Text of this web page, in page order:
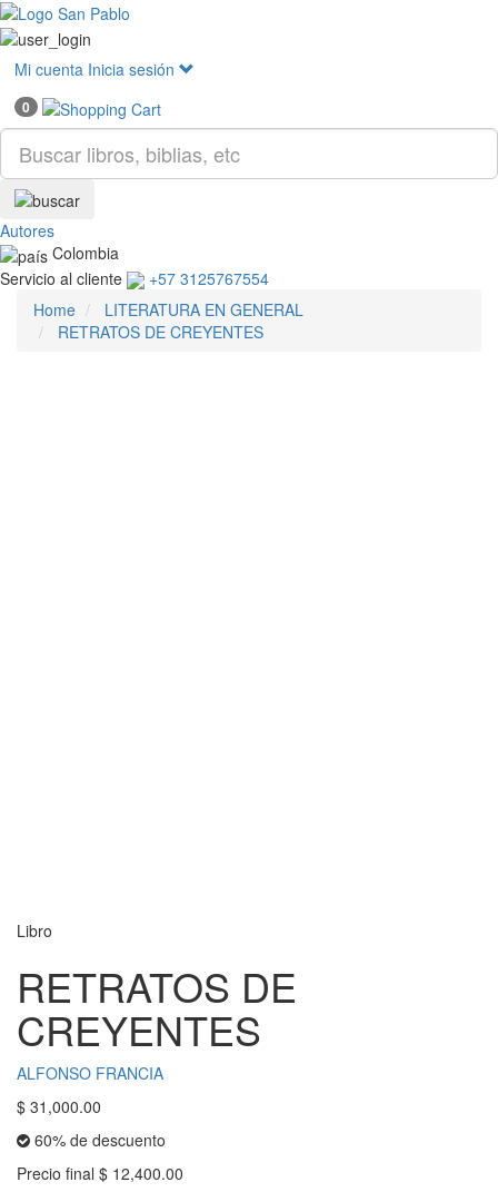
Mi cuenta Inicia sesión
0
Autores
Colombia
Servicio al cliente
+57 3125767554
Home
LITERATURA EN GENERAL
RETRATOS DE CREYENTES
Libro
RETRATOS DE
CREYENTES
ALFONSO FRANCIA
$ 31,000.00
60% de descuento
Precio final $ 12,400.00